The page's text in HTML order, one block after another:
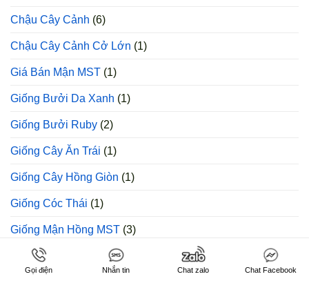
Chậu Cây Cảnh (6)
Chậu Cây Cảnh Cở Lớn (1)
Giá Bán Mận MST (1)
Giống Bưởi Da Xanh (1)
Giống Bưởi Ruby (2)
Giống Cây Ăn Trái (1)
Giống Cây Hồng Giòn (1)
Giống Cóc Thái (1)
Giống Mận Hồng MST (3)
Giống Mận Tam Hoa(2)
Gọi điện Nhắn tin Chat zalo Chat Facebook